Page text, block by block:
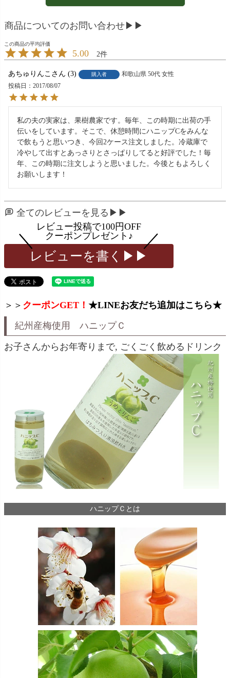
商品についてのお問い合わせ▶▶
5.00 2
あちゅりんこ 3 購入者 和歌山県 50代 女性
投稿日
2017/08/07
私の夫の実家は、果樹農家です。毎年、この時期に出荷の手
伝いをしています。そこで、休憩時間にハニップCをみんな
で飲もうと思いつき、今回2ケース注文しました。冷蔵庫で
冷やして出すとあっさりとさっぱりしてると好評でした！毎
年、この時期に注文しようと思いました。今後ともよろしく
お願いします！
全てのレビューを見る▶▶
レビューを書く▶▶
＞＞ クーポンGET！ ★LINEお友だち追加はこちら★
紀州産梅使用 ハニップＣ
お子さんからお年寄りまで, ごくごく飲めるドリンク
ハニップＣとは